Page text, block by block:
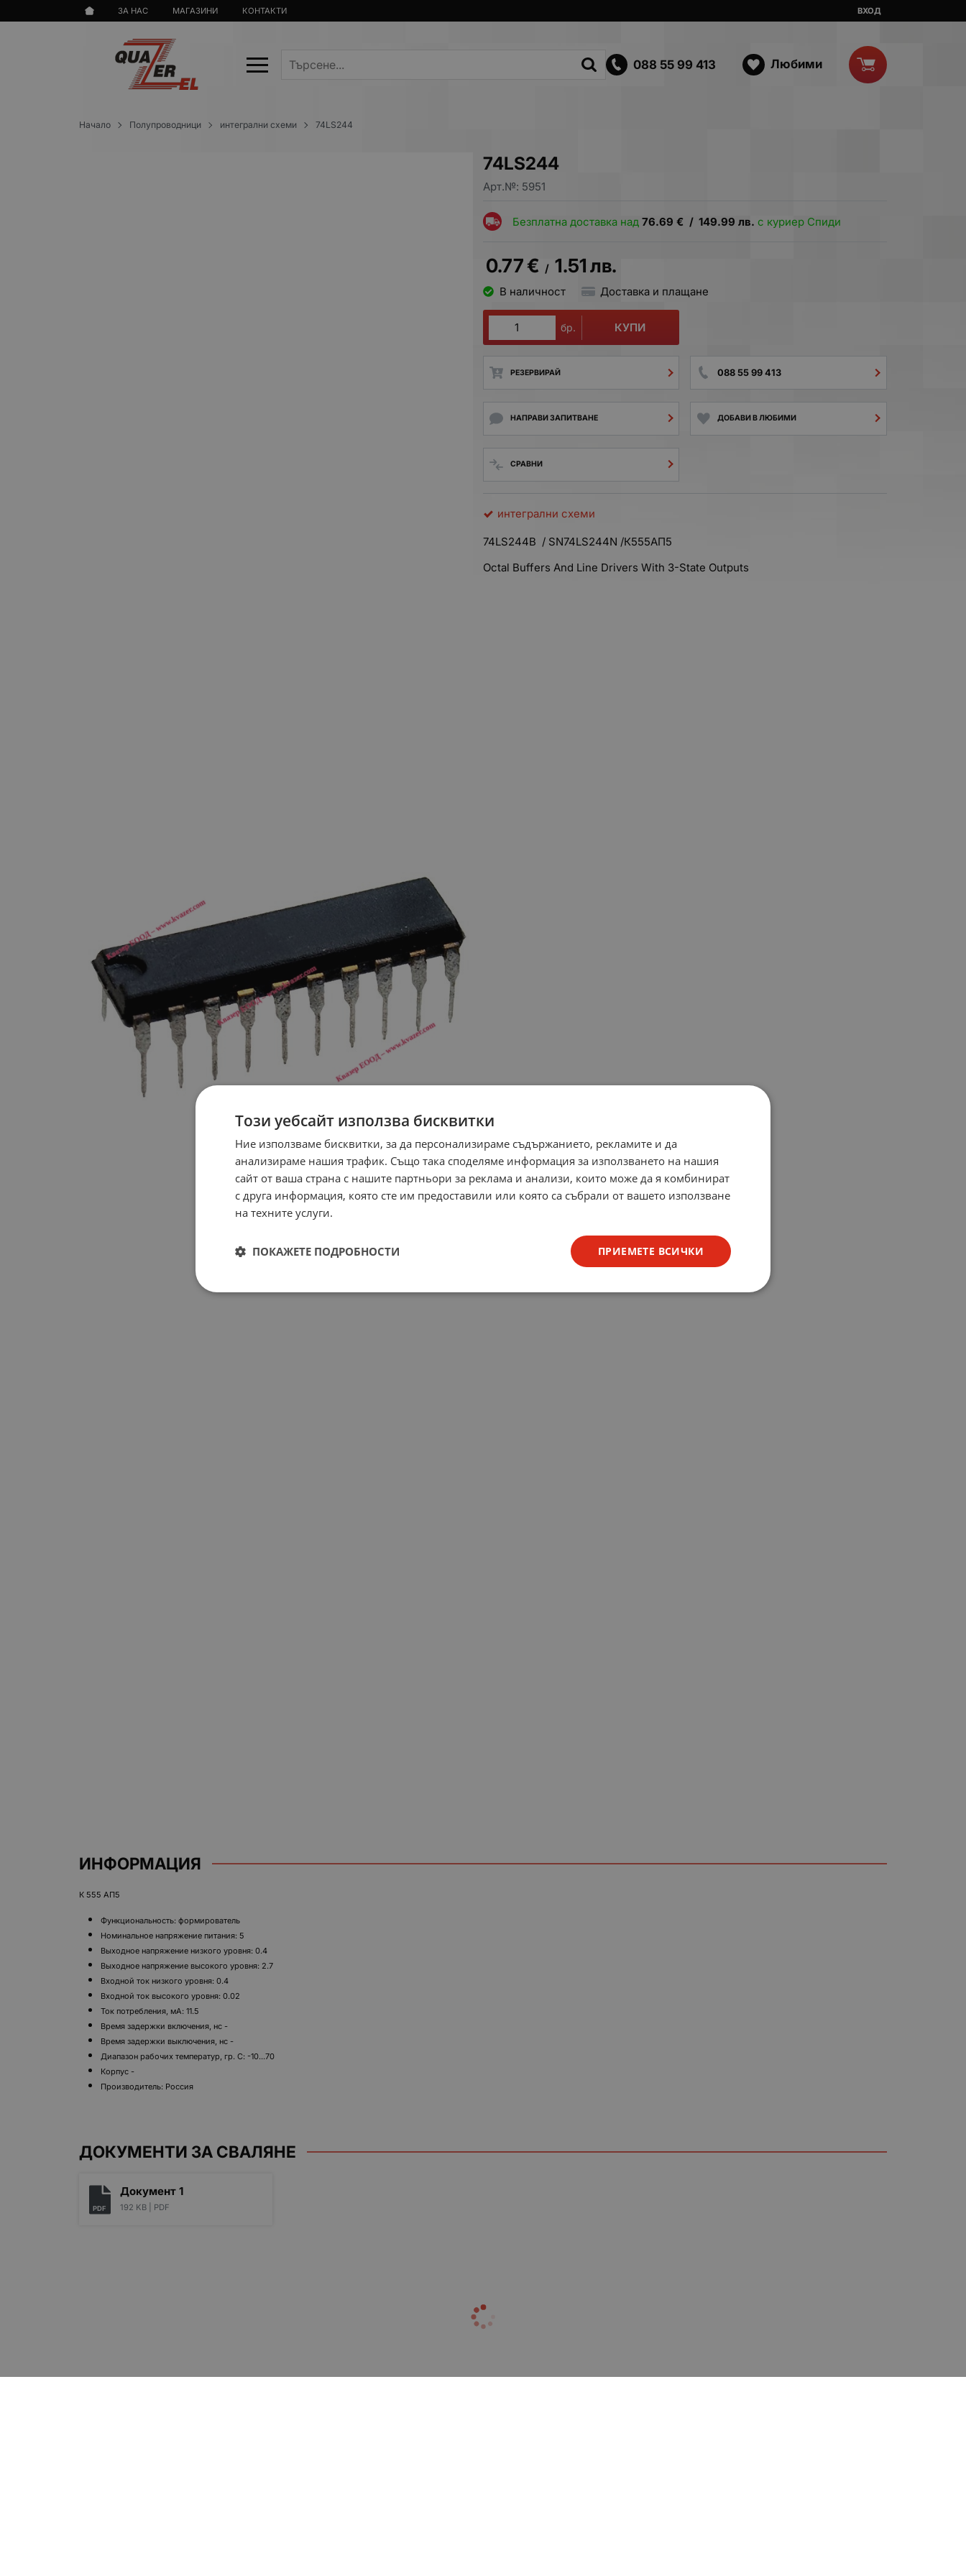
ЗА НАС МАГАЗИНИ КОНТАКТИ ВХОД
088 55 99 413 Любими
Начало Полупроводници интегрални схеми 74LS244
74LS244
Арт.№: 5951
Безплатна доставка над76.69 € / 149.99 лв. с куриер Спиди
0.77€ / 1.51лв.
В наличност Доставка и плащане
бр. КУПИ
РЕЗЕРВИРАЙ 088 55 99 413
НАПРАВИ ЗАПИТВАНЕ ДОБАВИ В ЛЮБИМИ
СРАВНИ
интегрални схеми
74LS244B / SN74LS244N /К555АП5
Octal Buffers And Line Drivers With 3-State Outputs
ИНФОРМАЦИЯ
К 555 АП5
Функциональность: формирователь
Номинальное напряжение питания: 5
Выходное напряжение низкого уровня: 0.4
Выходное напряжение высокого уровня: 2.7
Входной ток низкого уровня: 0.4
Входной ток высокого уровня: 0.02
Ток потребления, мА: 11.5
Время задержки включения, нс -
Время задержки выключения, нс -
Диапазон рабочих температур, гр. С: -10...70
Корпус -
Производитель: Россия
ДОКУМЕНТИ ЗА СВАЛЯНЕ
PDF
Документ 1
192 KB | PDF
Този уебсайт използва бисквитки
Ние използваме бисквитки, за да персонализираме съдържанието, рекламите и да
анализираме нашия трафик. Също така споделяме информация за използването на нашия
сайт от ваша страна с нашите партньори за реклама и анализи, които може да я комбинират
с друга информация, която сте им предоставили или която са събрали от вашето използване
на техните услуги.
ПРИЕМЕТЕ ВСИЧКИ
ПОКАЖЕТЕ ПОДРОБНОСТИ